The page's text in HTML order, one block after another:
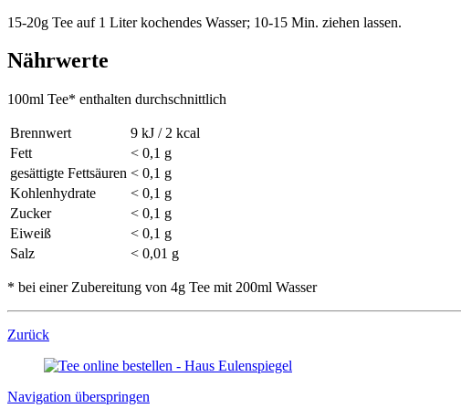
15-20g Tee auf 1 Liter kochendes Wasser; 10-15 Min. ziehen lassen.
Nährwerte
100ml Tee* enthalten durchschnittlich
Brennwert
9 kJ / 2 kcal
Fett
< 0,1 g
gesättigte Fettsäuren < 0,1 g
Kohlenhydrate
< 0,1 g
Zucker
< 0,1 g
Eiweiß
< 0,1 g
Salz
< 0,01 g
* bei einer Zubereitung von 4g Tee mit 200ml Wasser
Zurück
Navigation überspringen